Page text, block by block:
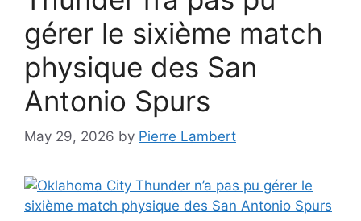
gérer le sixième match
physique des San
Antonio Spurs
May 29, 2026 by Pierre Lambert